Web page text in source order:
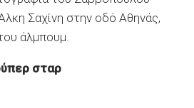
Σαχίνη στην οδό Αθηνάς,
άλμπουμ.
σταρ